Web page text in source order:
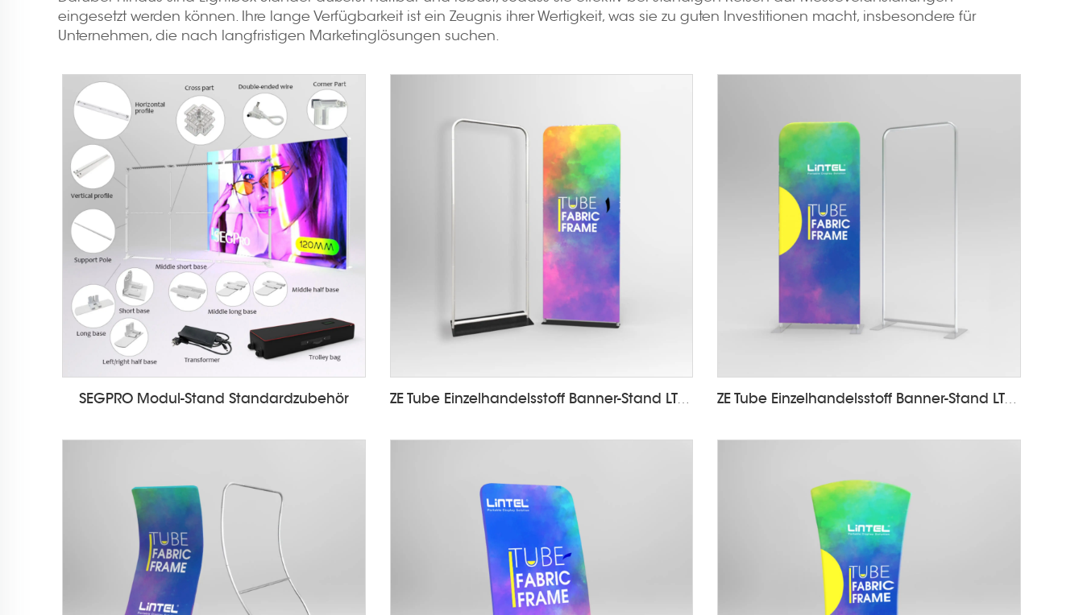
eingesetzt werden können. Ihre lange Verfügbarkeit ist ein Zeugnis ihrer Wertigkeit, was sie zu guten Investitionen macht, insbesondere für
Unternehmen, die nach langfristigen Marketinglösungen suchen.
SEGPRO Modul-Stand Standardzubehör ZE Tube Einzelhandelsstoff Banner-Stand LT-24Q2 ZE Tube Einzelhandelsstoff Banner-Stand LT-24Q1-T1